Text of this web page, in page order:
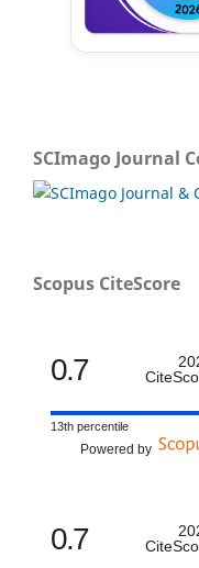
SCImago Journal
Scopus CiteScore
0.7
13th percentile
Powered by
0.7